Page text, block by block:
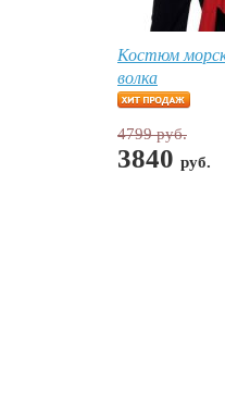
Костюм
волка
4799 руб.
3840 руб.